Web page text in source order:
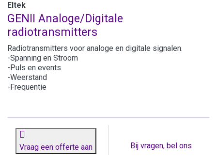
Eltek
GENII Analoge/Digitale
radiotransmitters
Radiotransmitters voor analoge en digitale signalen.
-Spanning en Stroom
-Puls en events
-Weerstand
-Frequentie
Vraag een offerte aan Bij vragen, bel ons